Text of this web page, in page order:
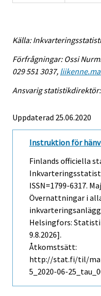
Källa:
Förfrågningar: Ossi
029 551 3037,
Ansvarig
Uppdaterad 25.06.2020
Instruktion för
Finlands officiella
ISSN=1799-6317. Maj
Övernattningar i
Helsingfors:
9.8.2026].
Åtkomstsätt:
http://stat.fi/til/
5_2020-06-